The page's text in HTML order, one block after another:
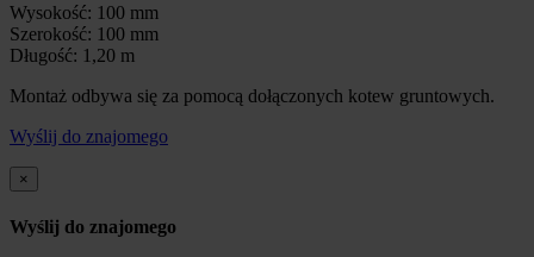
Wysokość: 100 mm
Szerokość: 100 mm
Długość: 1,20 m
Montaż odbywa się za pomocą dołączonych kotew gruntowych.
Wyślij do znajomego
×
Wyślij do znajomego